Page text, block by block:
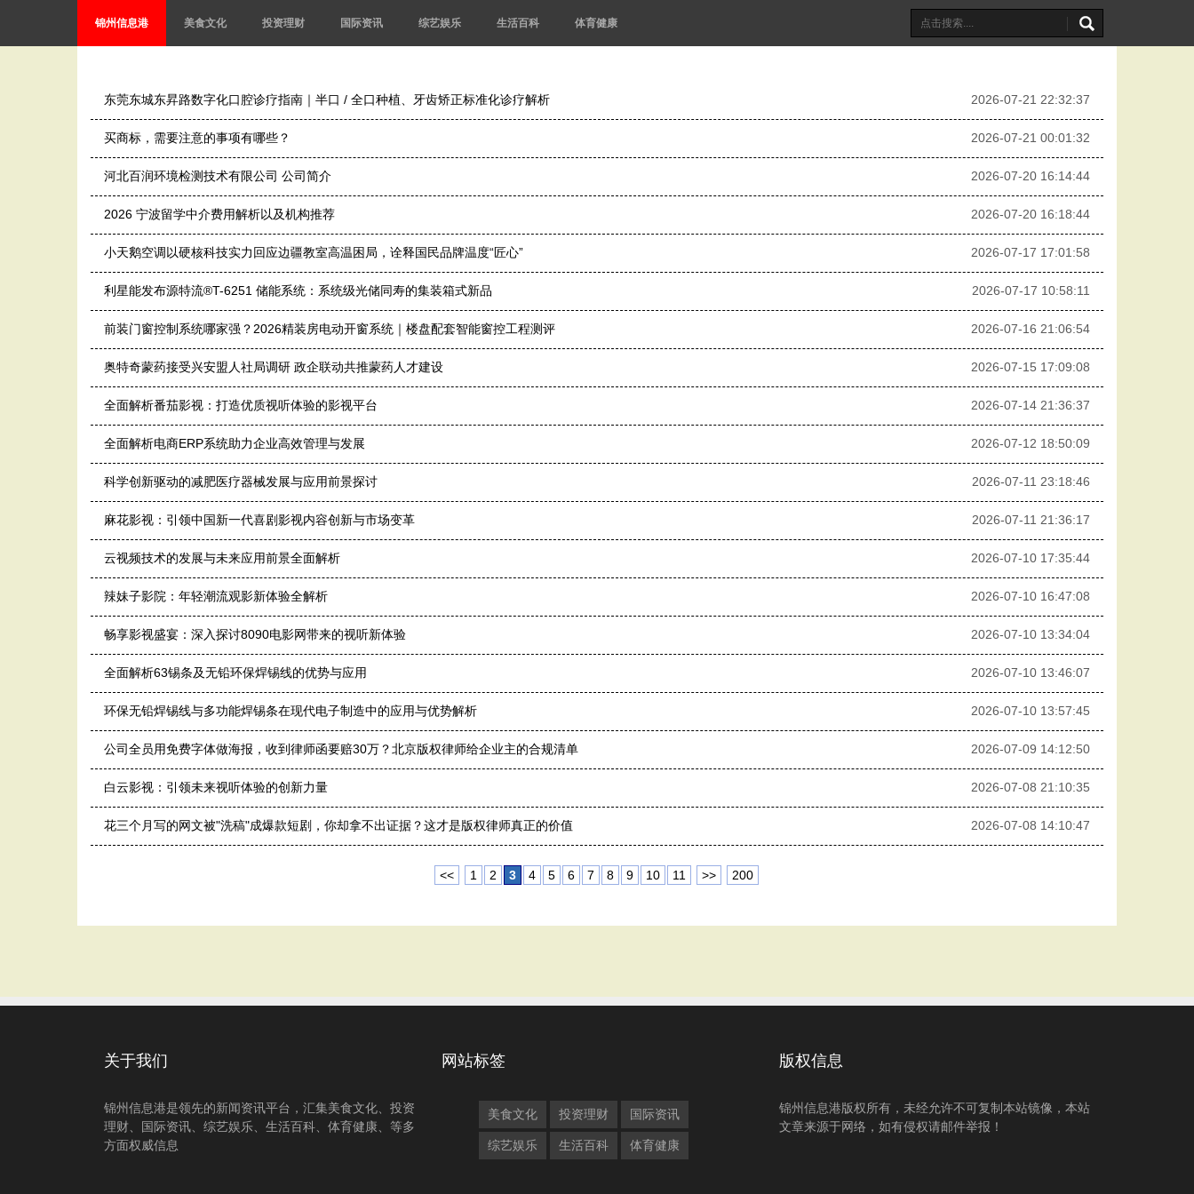
锦州信息港 美食文化 投资理财 国际资讯 综艺娱乐 生活百科 体育健康
东莞东城东昇路数字化口腔诊疗指南｜半口 / 全口种植、牙齿矫正标准化诊疗解析 2026-07-21 22:32:37
买商标，需要注意的事项有哪些？ 2026-07-21 00:01:32
河北百润环境检测技术有限公司 公司简介 2026-07-20 16:14:44
2026 宁波留学中介费用解析以及机构推荐 2026-07-20 16:18:44
小天鹅空调以硬核科技实力回应边疆教室高温困局，诠释国民品牌温度“匠心” 2026-07-17 17:01:58
利星能发布源特流®T-6251 储能系统：系统级光储同寿的集装箱式新品 2026-07-17 10:58:11
前装门窗控制系统哪家强？2026精装房电动开窗系统｜楼盘配套智能窗控工程测评 2026-07-16 21:06:54
奥特奇蒙药接受兴安盟人社局调研 政企联动共推蒙药人才建设 2026-07-15 17:09:08
全面解析番茄影视：打造优质视听体验的影视平台 2026-07-14 21:36:37
全面解析电商ERP系统助力企业高效管理与发展 2026-07-12 18:50:09
科学创新驱动的减肥医疗器械发展与应用前景探讨 2026-07-11 23:18:46
麻花影视：引领中国新一代喜剧影视内容创新与市场变革 2026-07-11 21:36:17
云视频技术的发展与未来应用前景全面解析 2026-07-10 17:35:44
辣妹子影院：年轻潮流观影新体验全解析 2026-07-10 16:47:08
畅享影视盛宴：深入探讨8090电影网带来的视听新体验 2026-07-10 13:34:04
全面解析63锡条及无铅环保焊锡线的优势与应用 2026-07-10 13:46:07
环保无铅焊锡线与多功能焊锡条在现代电子制造中的应用与优势解析 2026-07-10 13:57:45
公司全员用免费字体做海报，收到律师函要赔30万？北京版权律师给企业主的合规清单 2026-07-09 14:12:50
白云影视：引领未来视听体验的创新力量 2026-07-08 21:10:35
花三个月写的网文被"洗稿"成爆款短剧，你却拿不出证据？这才是版权律师真正的价值 2026-07-08 14:10:47
<< 1 2 3 4 5 6 7 8 9 10 11 >> 200
关于我们
锦州信息港是领先的新闻资讯平台，汇集美食文化、投资
理财、国际资讯、综艺娱乐、生活百科、体育健康、等多
方面权威信息
网站标签
美食文化 投资理财 国际资讯
综艺娱乐 生活百科 体育健康
版权信息
锦州信息港版权所有，未经允许不可复制本站镜像，本站
文章来源于网络，如有侵权请邮件举报！